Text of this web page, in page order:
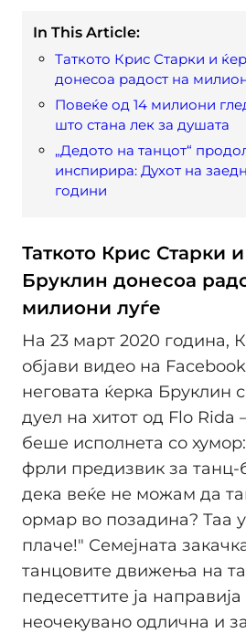
In This Article:
Таткото Крис Старки и
донесоа радост на
Повеќе од 14 милиони
што стана лек за душата
„Дедото на танцот“
инспирира: Духот на
години
Таткото Крис Старки
Бруклин донесоа
милиони луѓе
На 23 март 2020 година,
објави видео на
неговата ќерка Бруклин
дуел на хитот од Flo Rida
беше исполнета со
фрли предизвик за танц-
дека веќе не можам да
ормар во позадина? Таа
плаче!" Семејната
танцовите движења на
педесеттите ја
неочекувано одлична и